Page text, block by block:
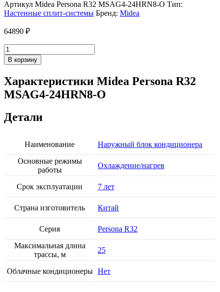
Артикул Midea Persona R32 MSAG4-24HRN8-O Тип:
Настенные сплит-системы Бренд: Midea
64890 ₽
Количество
товара
Midea
R32
MSAG4-
24HRN8-
В корзину
Характеристики Midea Persona R32
MSAG4-24HRN8-O
Детали
Наименование
Наружный блок кондиционера
Основные режимы
работы
Охлаждение/нагрев
Срок эксплуатации 7 лет
Страна изготовитель Китай
Серия
Persona R32
Максимальная длина
трассы, м
25
Облачные кондиционеры Нет